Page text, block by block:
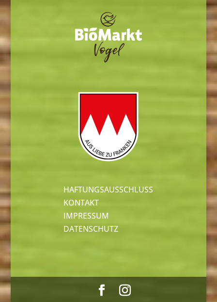
HAFTUNGSAUSSCHLUSS
KONTAKT
IMPRESSUM
DATENSCHUTZ